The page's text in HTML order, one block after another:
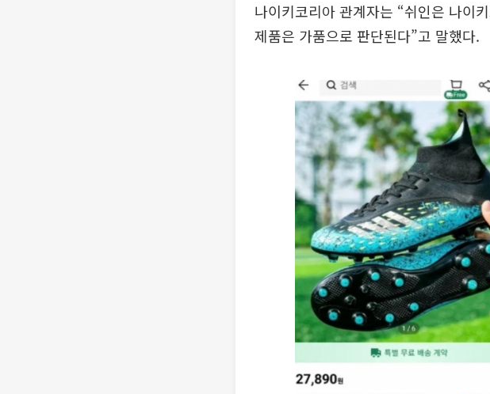
나이키코리아 관계자는 “쉬인은 나이
제품은 가품으로 판단된다”고 말했다.